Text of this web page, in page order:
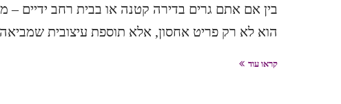
בין אם אתם גרים בדירה קטנה או בבית רחב ידיים
הוא לא רק פריט אחסון, אלא תוספת עיצובית שמביאה
קראו עוד